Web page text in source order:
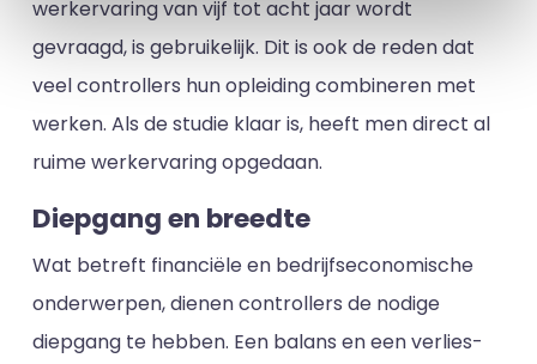
werkervaring van vijf tot acht jaar wordt
gevraagd, is gebruikelijk. Dit is ook de reden dat
veel controllers hun opleiding combineren met
werken. Als de studie klaar is, heeft men direct al
ruime werkervaring opgedaan.
Diepgang en breedte
Wat betreft financiële en bedrijfseconomische
onderwerpen, dienen controllers de nodige
diepgang te hebben. Een balans en een verlies-